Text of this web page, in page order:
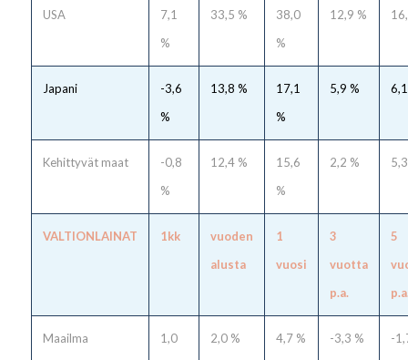
USA
7,1
%
33,5 %
38,0
%
12,9 %
Japani
-3,6
%
13,8 %
17,1
%
5,9 %
Kehittyvät maat
-0,8
%
12,4 %
15,6
%
2,2 %
VALTIONLAINAT 1kk
vuoden
alusta
1
vuosi
3
vuotta
p.a.
5
Maailma
1,0
2,0 % 4,7 % -3,3 % -